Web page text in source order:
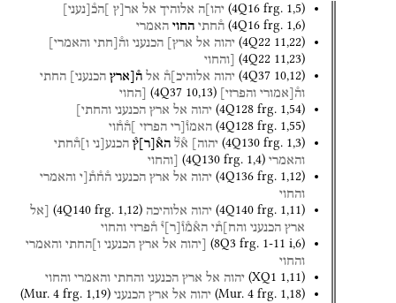
(4Q16 frg. 1,5) יהו]ה אלוהיך אל אר[ץ ]הכ֯ נעני
(4Q16 frg. 1,6) ה֯חתי החוי האמרי
(4Q22 11,22) יהוה אל ארץ] הכנעני וה֯[חתי והאמרי]
(4Q22 11,23) [והחוי
(4Q37 10,12) יהוה אלוהיכ]ה֯ אל ה֯[ארץ הכנעני]
החתי
וה֯[אמורי והפרזי] (4Q37 10,13) [החוי
(4Q128 frg. 1,54) יהוה אל ארץ הכנעני והחתי]
(4Q128 frg. 1,55) האמו֯[רי הפרזי ]ה֯ח֯וי
(4Q130 frg. 1,3) יהוה] א֯ל֯ הא֯ ר ץ֯ הכנע[ני ו]ה֯חתי
והאמרי
(4Q130 frg. 1,4) [והחוי
(4Q136 frg. 1,12) יהוה אל ארץ הכנעני ה֯ח֯ת֯[י והאמרי
והחוי
(4Q140 frg. 1,11) יהוה אלוהיכה (4Q140 frg. 1,12)
[אל
ארץ הכנעני והח]ת֯י הא֯מ֯ו֯ ר י֯ ה֯פרזי והחוי
(8Q3 frg. 1-11 i,6) [יהוה אל ארץ הכנעני ו]החתי והאמרי
והחוי
(XQ1 1,11) יהוה אל ארץ הכנעני והחתי והאמרי והחוי
(Mur. 4 frg. 1,18) יהוה אל ארץ הכנעני (Mur. 4 frg. 1,19)